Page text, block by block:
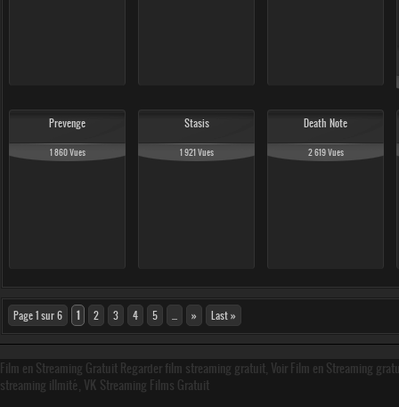
Prevenge
1 860 Vues
Stasis
1 921 Vues
Death Note
2 619 Vues
Page 1 sur 6 1 2 3 4 5 » Last »
Film en Streaming Gratuit Regarder film streaming gratuit, Voir Film en Streaming
streaming illmité, VK Streaming Films Gratuit